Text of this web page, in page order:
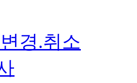
경.취소